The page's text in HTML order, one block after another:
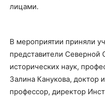
лицами.
В мероприятии приняли
представители
исторических наук,
Залина Канукова, доктор
профессор, директор